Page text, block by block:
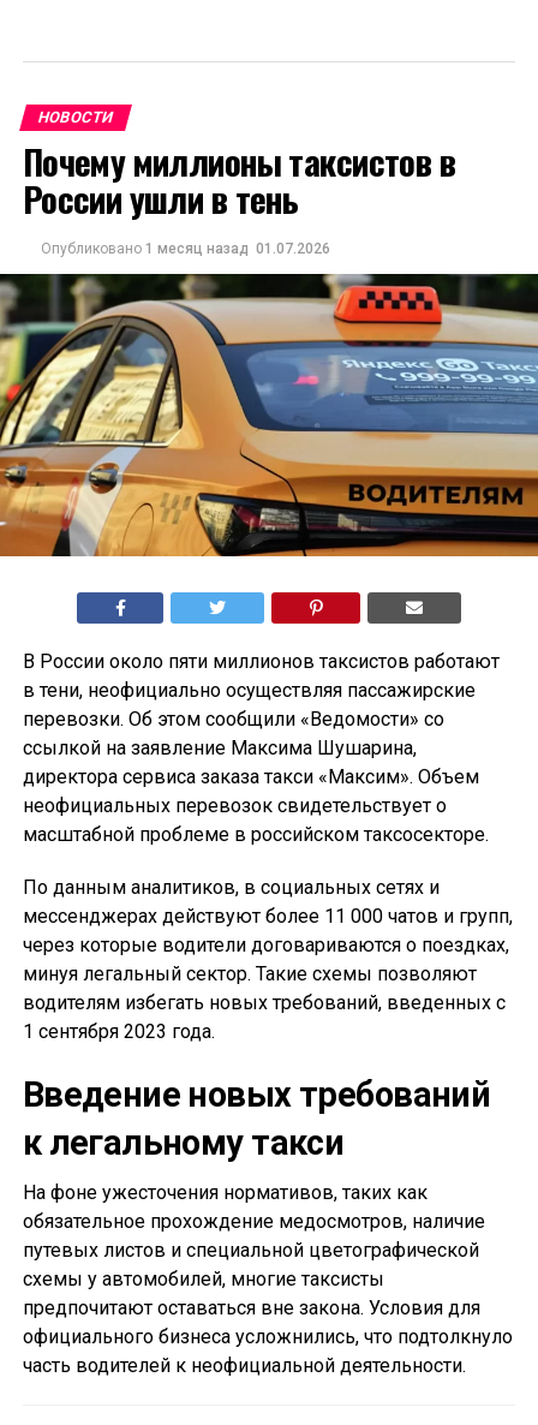
НОВОСТИ
Почему миллионы таксистов в
России ушли в тень
Опубликовано 1 месяц назад 01.07.2026
В России около пяти миллионов таксистов работают
в тени, неофициально осуществляя пассажирские
перевозки. Об этом сообщили «Ведомости» со
ссылкой на заявление Максима Шушарина,
директора сервиса заказа такси «Максим». Объем
неофициальных перевозок свидетельствует о
масштабной проблеме в российском таксосекторе.
По данным аналитиков, в социальных сетях и
мессенджерах действуют более 11 000 чатов и групп,
через которые водители договариваются о поездках,
минуя легальный сектор. Такие схемы позволяют
водителям избегать новых требований, введенных с
1 сентября 2023 года.
Введение новых требований
к легальному такси
На фоне ужесточения нормативов, таких как
обязательное прохождение медосмотров, наличие
путевых листов и специальной цветографической
схемы у автомобилей, многие таксисты
предпочитают оставаться вне закона. Условия для
официального бизнеса усложнились, что подтолкнуло
часть водителей к неофициальной деятельности.